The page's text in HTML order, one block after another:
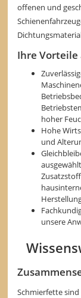
offenen und
Ihre Vorteile
hoher
Hohe
und
unsere
Schmierfette